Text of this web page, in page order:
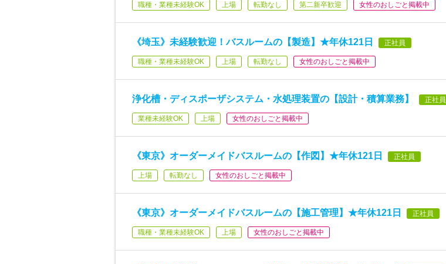
職種・業種未経験OK 上場 転勤なし 第二新卒歓迎 女性のおしごと掲載中
《埼玉》未経験歓迎！バスルームの【製造】★年休121日 正社員
職種・業種未経験OK 上場 転勤なし 女性のおしごと掲載中
浄化槽・ディスポーザシステム・水処理装置の【設計・積算業務】 正社員
業種未経験OK 上場 女性のおしごと掲載中
《東京》オーダーメイドバスルームの【作図】★年休121日 正社員
上場 転勤なし 女性のおしごと掲載中
《東京》オーダーメイドバスルームの【施工管理】★年休121日 正社員
職種・業種未経験OK 上場 女性のおしごと掲載中